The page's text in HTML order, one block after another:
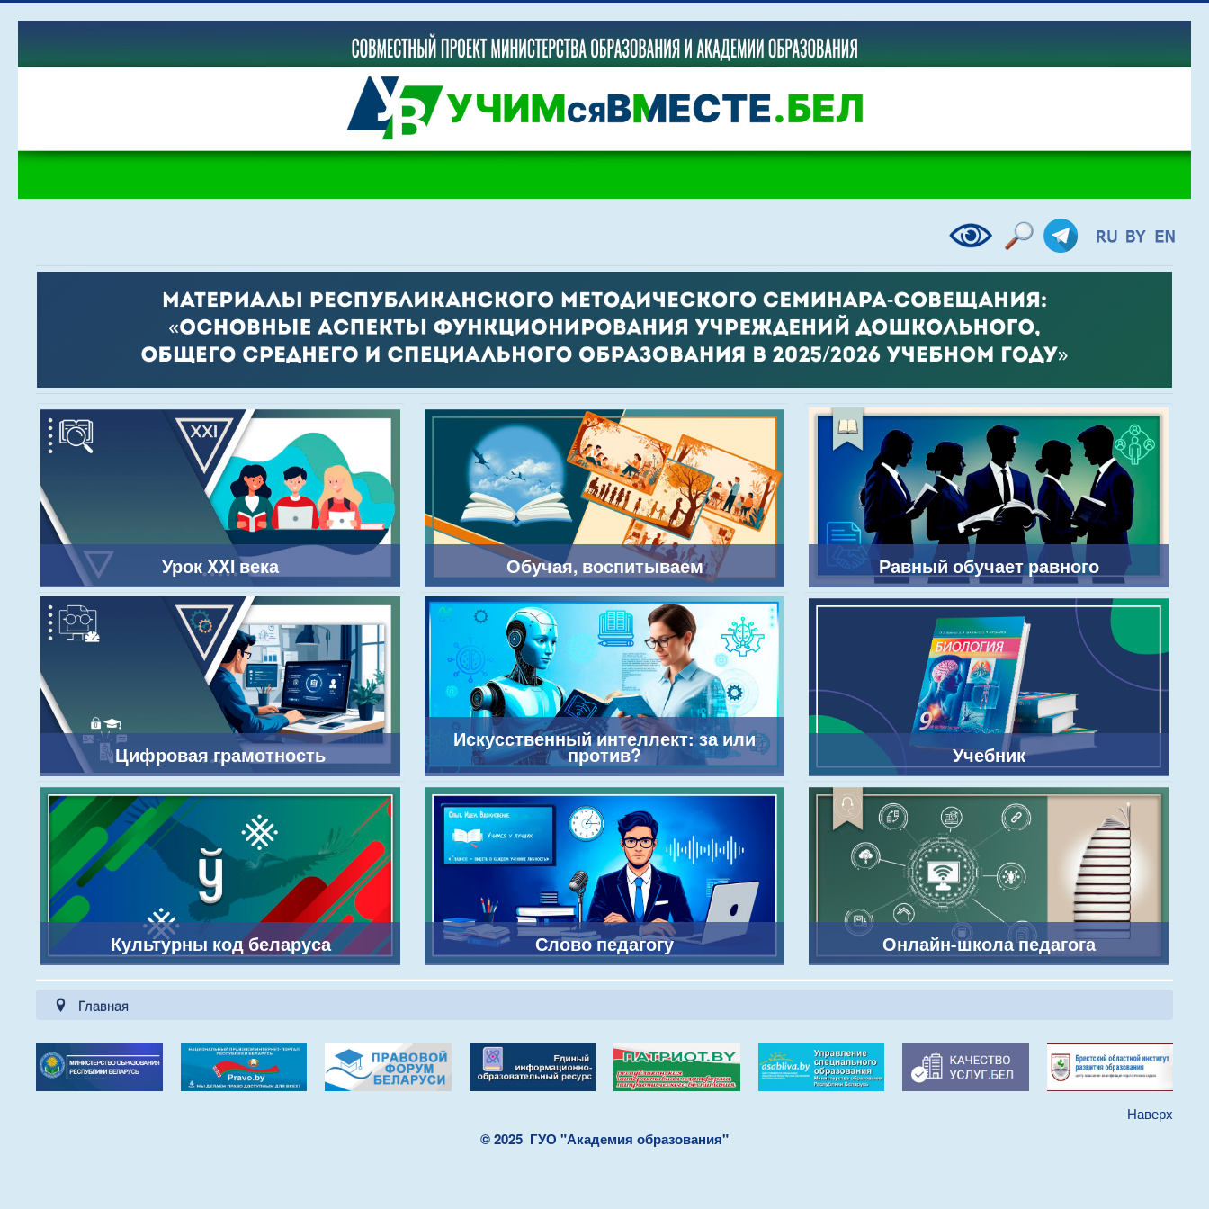
Урок XXI века
Цифровая грамотность
Культурны код беларуса
Обучая, воспитываем
Искусственный интеллект: за или
против?
Слово педагогу
Равный обучает равного
Учебник
Онлайн-школа педагога
Главная
Наверх
© 2025 ГУО "Академия образования"